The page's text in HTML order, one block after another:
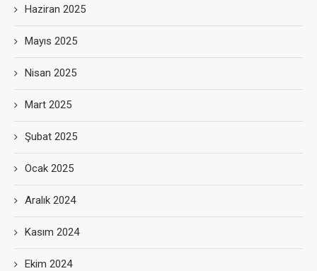
Haziran 2025
Mayıs 2025
Nisan 2025
Mart 2025
Şubat 2025
Ocak 2025
Aralık 2024
Kasım 2024
Ekim 2024